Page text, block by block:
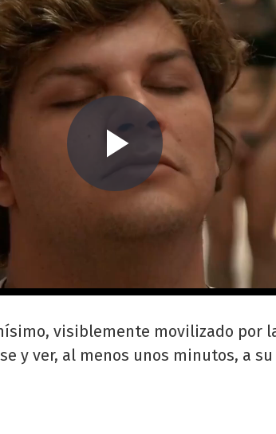
visiblemente movilizado por
y ver, al menos unos minutos, a su